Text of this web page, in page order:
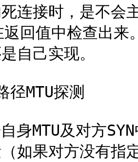
连接时，是不会
回值中检查出来
自己实现。
MTU探测
MTU及对方SYN
如果对方没有